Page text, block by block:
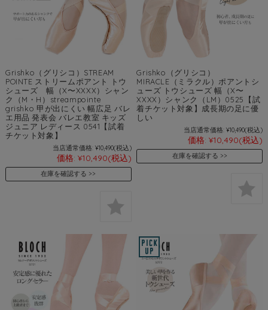
Grishko（グリシコ）STREAM
POINTE ストリームポアント トウ
シューズ 幅（X〜XXXX）シャン
ク（M・H）streampointe
grishko 甲が出にくい 幅広足 バレ
エ用品 発表会 バレエ教室 キッズ
ジュニア レディース 0541【試着
チケット対象】
当店通常価格: ¥10,490(税込)
価格: ¥10,490(税込)
在庫を確認する
Grishko（グリシコ）
MIRACLE（ミラクル）ポアントシ
ューズ トウシューズ 幅（X〜
XXXX）シャンク（LM）0525【試
着チケット対象】成長期の足に優
しい
当店通常価格: ¥10,490(税込)
価格: ¥10,490(税込)
在庫を確認する